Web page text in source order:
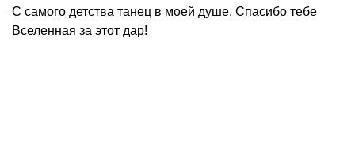
С самого детства танец в моей душе. Спасибо тебе
Вселенная за этот дар!